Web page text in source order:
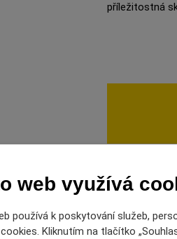
příležitostná
web využívá
používá k poskytování služeb,
Kliknutím na tlačítko